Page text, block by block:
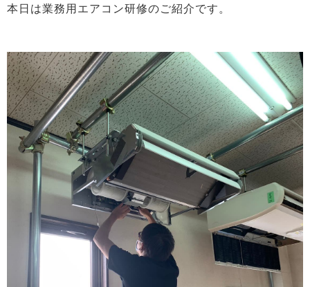
本日は業務用エアコン研修のご紹介です。